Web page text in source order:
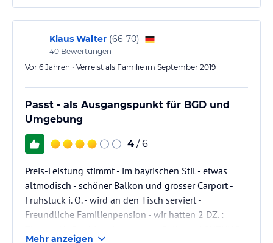
Klaus Walter (66-70)
40 Bewertungen
Vor 6 Jahren • Verreist als Familie im September 2019
Passt - als Ausgangspunkt für BGD und
Umgebung
4 / 6
Preis-Leistung stimmt - im bayrischen Stil - etwas
altmodisch - schöner Balkon und grosser Carport -
Frühstück i. O. - wird an den Tisch serviert -
Freundliche Familienpension - wir hatten 2 DZ. :
Mehr anzeigen